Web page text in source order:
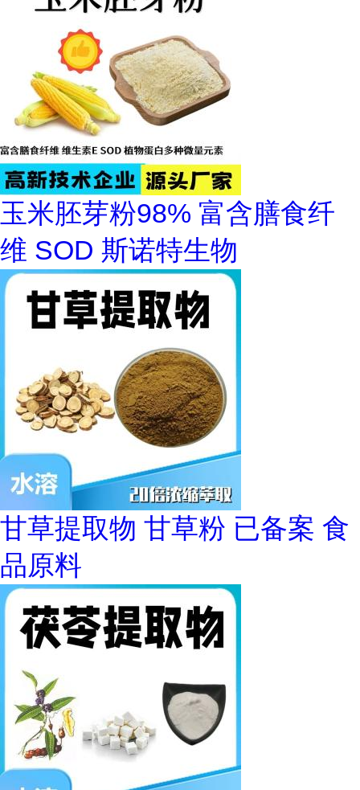
玉米胚芽粉98% 富含膳食纤
维 SOD 斯诺特生物
甘草提取物 甘草粉 已备案 食
品原料